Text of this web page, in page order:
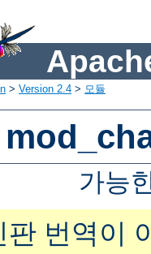
> Version 2.4 > 모듈
가능
판 번역이